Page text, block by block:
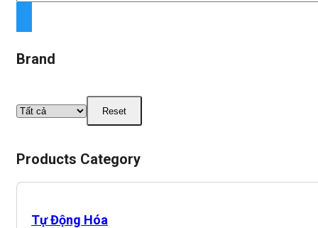
Brand
Reset
Products Category
Tự Động Hóa